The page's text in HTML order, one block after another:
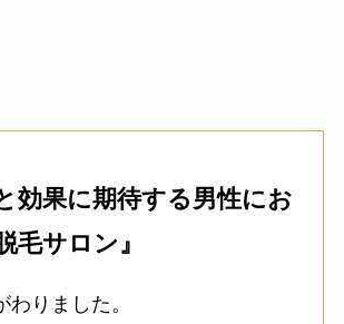
効果に期待する男性にお
毛サロン』
わりました。